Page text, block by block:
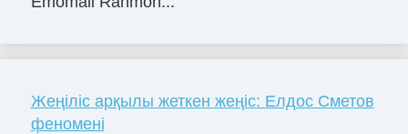
Жеңіліс арқылы жеткен жеңіс: Елдос Сметов
феномені